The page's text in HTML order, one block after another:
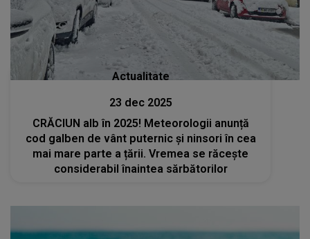
Actualitate
23 dec 2025
CRĂCIUN alb în 2025! Meteorologii anunță
cod galben de vânt puternic și ninsori în cea
mai mare parte a țării. Vremea se răcește
considerabil înaintea sărbătorilor